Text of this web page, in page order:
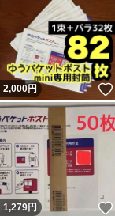
2,000円
1,279円